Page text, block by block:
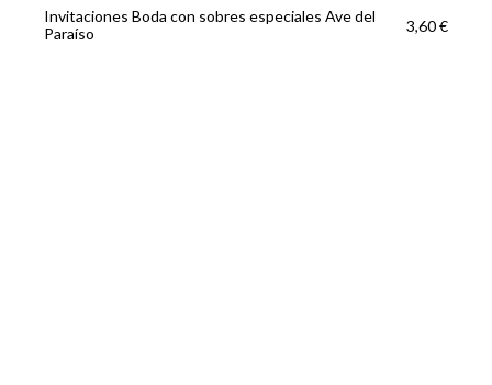
Invitaciones Boda con sobres especiales Ave del
Paraíso
3,60 €